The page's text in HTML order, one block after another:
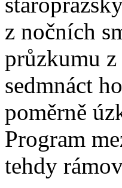
z nočních
průzkumu
sedmnáct
poměrně
Program
tehdy